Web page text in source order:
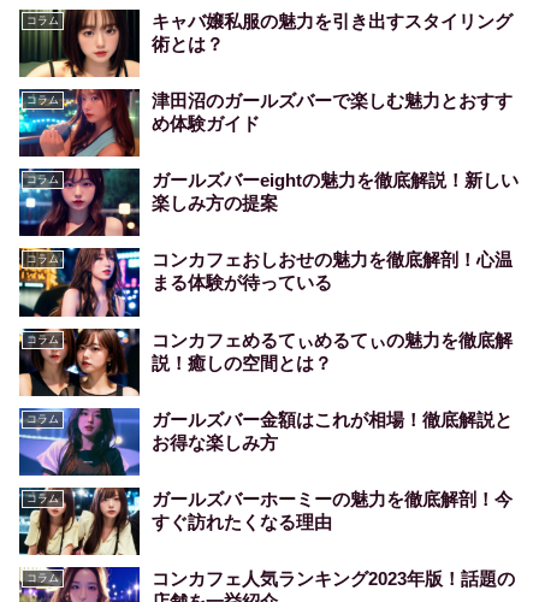
コラム
キャバ嬢私服の魅力を引き出すスタイリング
術とは？
コラム
津田沼のガールズバーで楽しむ魅力とおすす
め体験ガイド
コラム
ガールズバーeightの魅力を徹底解説！新しい
楽しみ方の提案
コラム
コンカフェおしおせの魅力を徹底解剖！心温
まる体験が待っている
コラム
コンカフェめるてぃめるてぃの魅力を徹底解
説！癒しの空間とは？
コラム
ガールズバー金額はこれが相場！徹底解説と
お得な楽しみ方
コラム
ガールズバーホーミーの魅力を徹底解剖！今
すぐ訪れたくなる理由
コラム
コンカフェ人気ランキング2023年版！話題の